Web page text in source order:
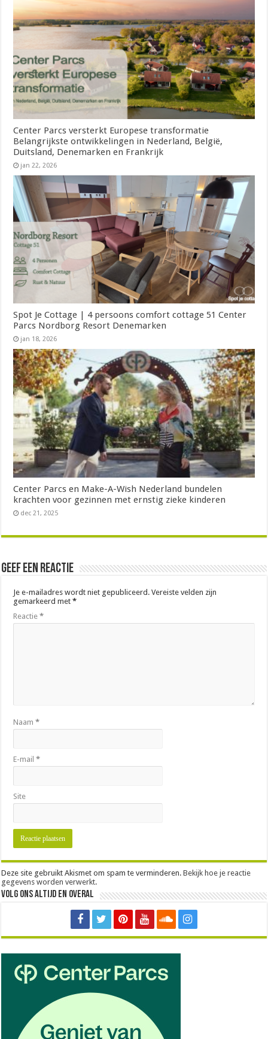
Center Parcs versterkt Europese transformatie
Belangrijkste ontwikkelingen in Nederland, België,
Duitsland, Denemarken en Frankrijk
jan 22, 2026
Spot Je Cottage | 4 persoons comfort cottage 51 Center
Parcs Nordborg Resort Denemarken
jan 18, 2026
Center Parcs en Make-A-Wish Nederland bundelen
krachten voor gezinnen met ernstig zieke kinderen
dec 21, 2025
Geef een reactie
Je e-mailadres wordt niet gepubliceerd. Vereiste velden zijn
gemarkeerd met*
Reactie*
Naam*
E-mail*
Site
Deze site gebruikt Akismet om spam te verminderen.Bekijk hoe je reactie
gegevens worden verwerkt.
Volg ons altijd en overal